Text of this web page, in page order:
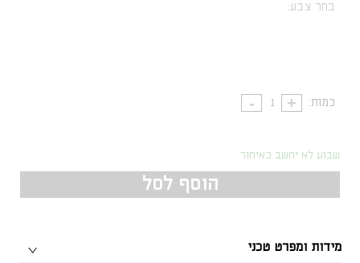
בחר צבע:
כמות:
שבוע לא יחשב כאיחור
הוסף לסל
מידות ומפרט טכני